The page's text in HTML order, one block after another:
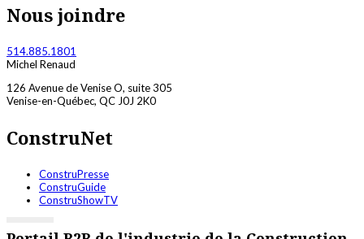
Nous joindre
514.885.1801
Michel Renaud
126 Avenue de Venise O, suite 305
Venise-en-Québec, QC J0J 2K0
ConstruNet
ConstruPresse
ConstruGuide
ConstruShowTV